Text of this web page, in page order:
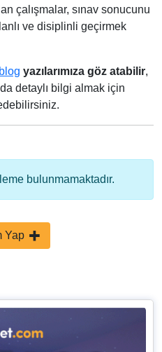
çalışmalar, sınav sonucunu
ve disiplinli geçirmek
blog yazılarımıza göz atabilir,
detaylı bilgi almak için
bulunmamaktadır.
Yap